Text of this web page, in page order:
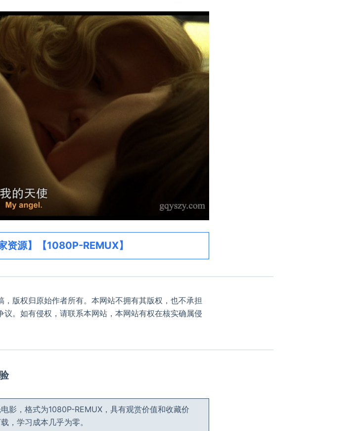
资源】【1080P-REMUX】
版权归原始作者所有。本网站不拥有其版权，也不承担
。如有侵权，请联系本网站，本网站有权在核实确属侵
影，格式为1080P-REMUX，具有观赏价值和收藏价
，学习成本几乎为零。